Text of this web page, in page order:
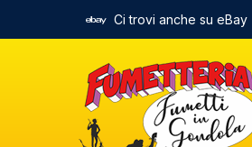
Ci trovi anche su eBay